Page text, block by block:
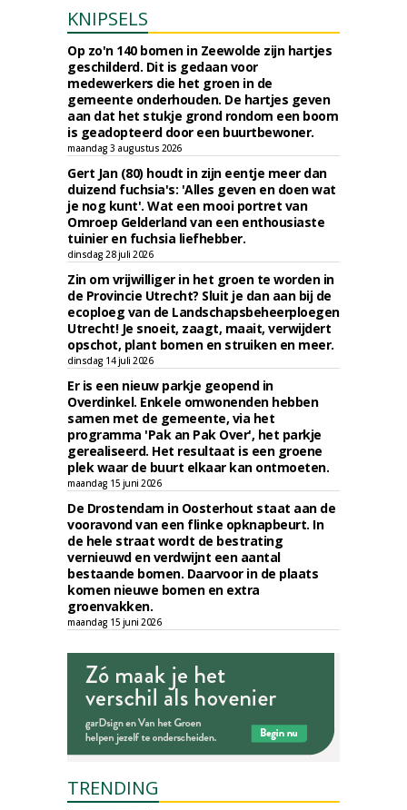
KNIPSELS
Op zo'n 140 bomen in Zeewolde zijn hartjes
geschilderd. Dit is gedaan voor
medewerkers die het groen in de
gemeente onderhouden. De hartjes geven
aan dat het stukje grond rondom een boom
is geadopteerd door een buurtbewoner.
maandag 3 augustus 2026
Gert Jan (80) houdt in zijn eentje meer dan
duizend fuchsia's: 'Alles geven en doen wat
je nog kunt'. Wat een mooi portret van
Omroep Gelderland van een enthousiaste
tuinier en fuchsia liefhebber.
dinsdag 28 juli 2026
Zin om vrijwilliger in het groen te worden in
de Provincie Utrecht? Sluit je dan aan bij de
ecoploeg van de Landschapsbeheerploegen
Utrecht! Je snoeit, zaagt, maait, verwijdert
opschot, plant bomen en struiken en meer.
dinsdag 14 juli 2026
Er is een nieuw parkje geopend in
Overdinkel. Enkele omwonenden hebben
samen met de gemeente, via het
programma 'Pak an Pak Over', het parkje
gerealiseerd. Het resultaat is een groene
plek waar de buurt elkaar kan ontmoeten.
maandag 15 juni 2026
De Drostendam in Oosterhout staat aan de
vooravond van een flinke opknapbeurt. In
de hele straat wordt de bestrating
vernieuwd en verdwijnt een aantal
bestaande bomen. Daarvoor in de plaats
komen nieuwe bomen en extra
groenvakken.
maandag 15 juni 2026
TRENDING